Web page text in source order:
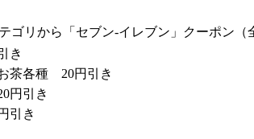
ゴリから「セブン-イレブン」クーポン（
き
茶各種 20円引き
円引き
引き